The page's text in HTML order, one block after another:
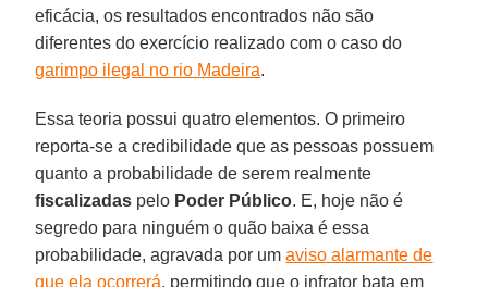
eficácia, os resultados encontrados não são
diferentes do exercício realizado com o caso do
garimpo ilegal no rio Madeira.
Essa teoria possui quatro elementos. O primeiro
reporta-se a credibilidade que as pessoas possuem
quanto a probabilidade de serem realmente
fiscalizadas pelo Poder Público. E, hoje não é
segredo para ninguém o quão baixa é essa
probabilidade, agravada por umaviso alarmante de
que ela ocorrerá, permitindo que o infrator bata em